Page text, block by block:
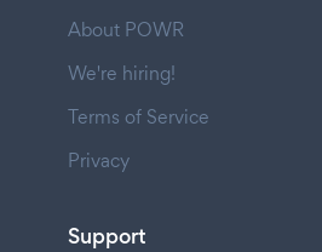
About POWR
We're hiring!
Terms of Service
Privacy
Support